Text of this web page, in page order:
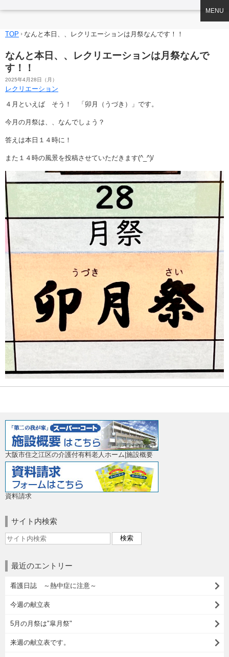
MENU
TOP なんと本日、、レクリエーションは月祭なんです！！
なんと本日、、レクリエーションは月祭なんで
す！！
2025年4月28日（月）
レクリエーション
４月といえば そう！ 「卯月（うづき）」です。
今月の月祭は、、なんでしょう？
答えは本日１４時に！
また１４時の風景を投稿させていただきます(^_^)/
大阪市住之江区の介護付有料老人ホーム|施設概要
資料請求
サイト内検索
最近のエントリー
看護日誌 ～熱中症に注意～
今週の献立表
5月の月祭は"皐月祭"
来週の献立表です。